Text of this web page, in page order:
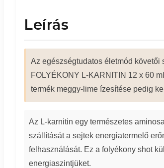
Leírás
Az egészségtudatos életmód
FOLYÉKONY L-KARNITIN 12 x 60
termék meggy-lime ízesítése pedig
Az L-karnitin egy természetes
szállítását a sejtek energiatermelő
felhasználását. Ez a folyékony shot
energiaszintjüket.